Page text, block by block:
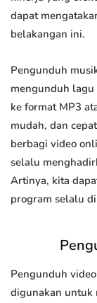
dapat
belakangan ini.
Pengunduh
mengunduh
ke format MP3
mudah, dan
berbagi video
selalu
Artinya, kita
program selalu
Pengunduh
digunakan untuk